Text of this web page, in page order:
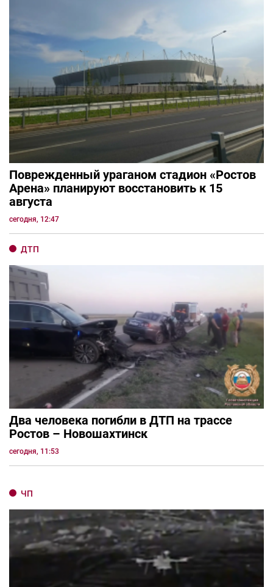
Поврежденный ураганом стадион «Ростов
Арена» планируют восстановить к 15
августа
сегодня, 12:47
ДТП
Два человека погибли в ДТП на трассе
Ростов – Новошахтинск
сегодня, 11:53
ЧП